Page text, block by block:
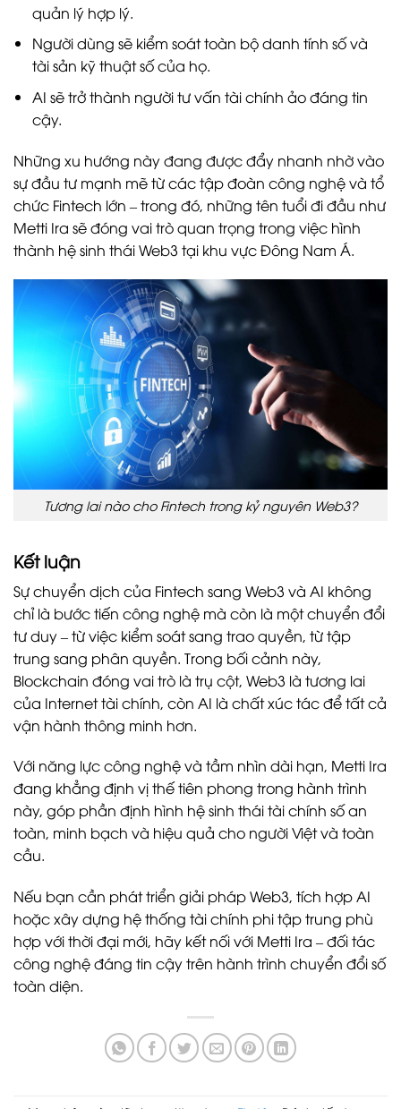
quản lý hợp lý.
Người dùng sẽ kiểm soát toàn bộ danh tính số và
tài sản kỹ thuật số của họ.
AI sẽ trở thành người tư vấn tài chính ảo đáng tin
cậy.
Những xu hướng này đang được đẩy nhanh nhờ vào
sự đầu tư mạnh mẽ từ các tập đoàn công nghệ và tổ
chức Fintech lớn – trong đó, những tên tuổi đi đầu như
Metti Ira sẽ đóng vai trò quan trọng trong việc hình
thành hệ sinh thái Web3 tại khu vực Đông Nam Á.
Tương lai nào cho Fintech trong kỷ nguyên Web3?
Kết luận
Sự chuyển dịch của Fintech sang Web3 và AI không
chỉ là bước tiến công nghệ mà còn là một chuyển đổi
tư duy – từ việc kiểm soát sang trao quyền, từ tập
trung sang phân quyền. Trong bối cảnh này,
Blockchain đóng vai trò là trụ cột, Web3 là tương lai
của Internet tài chính, còn AI là chất xúc tác để tất cả
vận hành thông minh hơn.
Với năng lực công nghệ và tầm nhìn dài hạn, Metti Ira
đang khẳng định vị thế tiên phong trong hành trình
này, góp phần định hình hệ sinh thái tài chính số an
toàn, minh bạch và hiệu quả cho người Việt và toàn
cầu.
Nếu bạn cần phát triển giải pháp Web3, tích hợp AI
hoặc xây dựng hệ thống tài chính phi tập trung phù
hợp với thời đại mới, hãy kết nối với Metti Ira – đối tác
công nghệ đáng tin cậy trên hành trình chuyển đổi số
toàn diện.